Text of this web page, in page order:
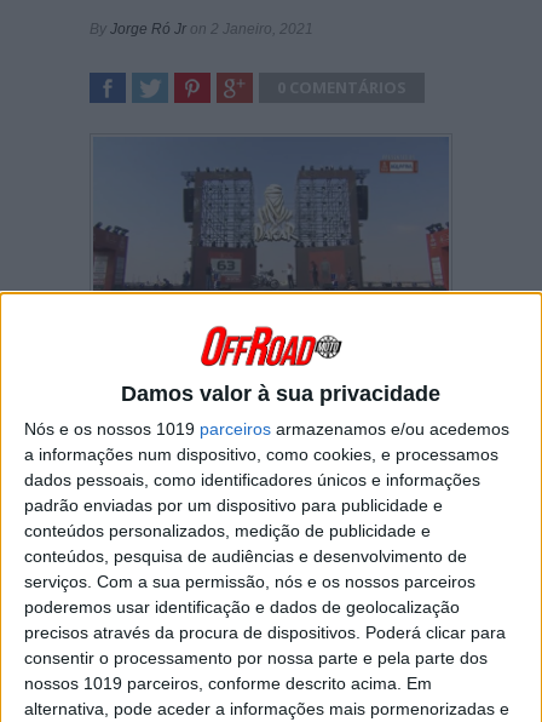
Damos valor à sua privacidade
Nós e os nossos 1019 parceiros armazenamos e/ou acedemos
a informações num dispositivo, como cookies, e processamos
dados pessoais, como identificadores únicos e informações
padrão enviadas por um dispositivo para publicidade e
conteúdos personalizados, medição de publicidade e
conteúdos, pesquisa de audiências e desenvolvimento de
serviços. Com a sua permissão, nós e os nossos parceiros
poderemos usar identificação e dados de geolocalização
precisos através da procura de dispositivos. Poderá clicar para
consentir o processamento por nossa parte e pela parte dos
nossos 1019 parceiros, conforme descrito acima. Em
alternativa, pode aceder a informações mais pormenorizadas e
By Jorge Ró Jr on 2 Janeiro, 2021
Assista em direto à cerimónia de apresentação
dos participantes no Dakar 2021 na Arábia
Saudita!